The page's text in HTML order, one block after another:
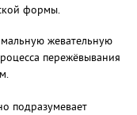
формы.
жевательную
пережёвывания
подразумевает